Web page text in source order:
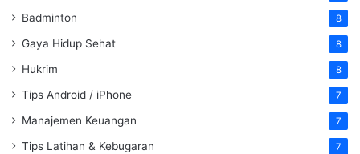
Badminton 8
Gaya Hidup Sehat 8
Hukrim 8
Tips Android / iPhone 7
Manajemen Keuangan 7
Tips Latihan & Kebugaran 7